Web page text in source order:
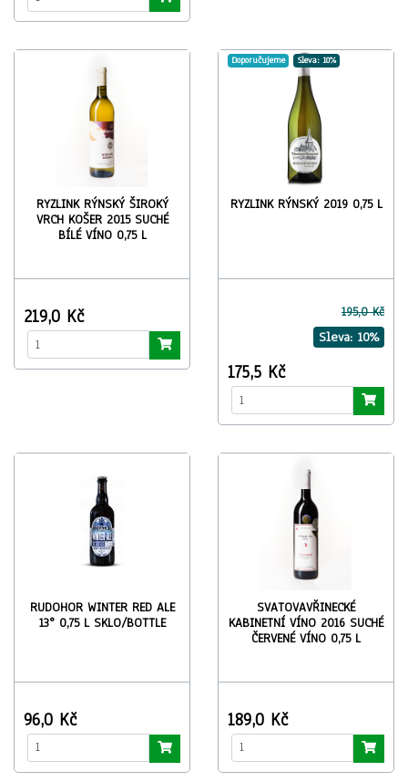
RYZLINK RÝNSKÝ ŠIROKÝ
VRCH KOŠER 2015 SUCHÉ
BÍLÉ VÍNO 0,75 L
219,0 Kč
Doporučujeme Sleva: 10%
RYZLINK RÝNSKÝ 2019 0,75 L
195,0 Kč
Sleva: 10%
175,5 Kč
RUDOHOR WINTER RED ALE
13° 0,75 L SKLO/BOTTLE
96,0 Kč
SVATOVAVŘINECKÉ
KABINETNÍ VÍNO 2016 SUCHÉ
ČERVENÉ VÍNO 0,75 L
189,0 Kč